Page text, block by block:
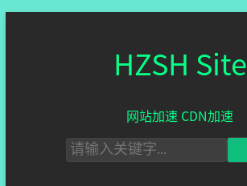
HZSH Site
网站加速 CDN加速